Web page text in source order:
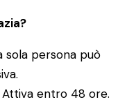
sola persona può
Attiva entro 48 ore.